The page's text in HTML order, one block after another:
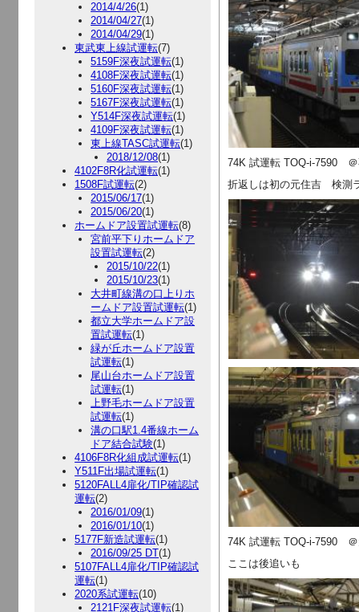
2014/4/26(1)
2014/04/27(1)
2014/04/29(1)
東武東上線試運転(7)
5159F深夜試運転(1)
4108F深夜試運転(1)
5160F深夜試運転(1)
5167F深夜試運転(1)
Y514F深夜試運転(1)
4109F深夜試運転(1)
東上線TASC試運転(1)
2018/12/08(1)
4102F8R化試運転(1)
1508F試運転(2)
2015/06/17(1)
2015/06/20(1)
ホームドア設置試運転(8)
宮前平下りホームドア
設置試運転(2)
2015/10/22(1)
2015/10/23(1)
大井町線溝の口上りホ
ームドア設置試運転(1)
都立大学ホームドア設
置試運転(1)
緑が丘ホームドア設置
試運転(1)
尾山台ホームドア設置
試運転(1)
上野毛ホームドア設置
試運転(1)
溝の口駅1.4番線ホーム
ドア結合試験(1)
4106F8R化組成試運転(1)
Y511F出場試運転(1)
5120FALL4扉化/TIP確認試
運転(2)
2016/01/09(1)
2016/01/10(1)
5177F新造試運転(1)
2016/09/25 DT(1)
5107FALL4扉化/TIP確認試
運転(1)
2020系試運転(10)
2121F深夜試運転(1)
74K 試運転 TOQ-i-7590
折返しは初の元住吉 検測
74K 試運転 TOQ-i-7590
ここは後追いも